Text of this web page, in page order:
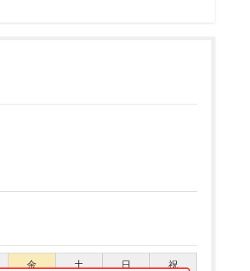
金 土 日 祝